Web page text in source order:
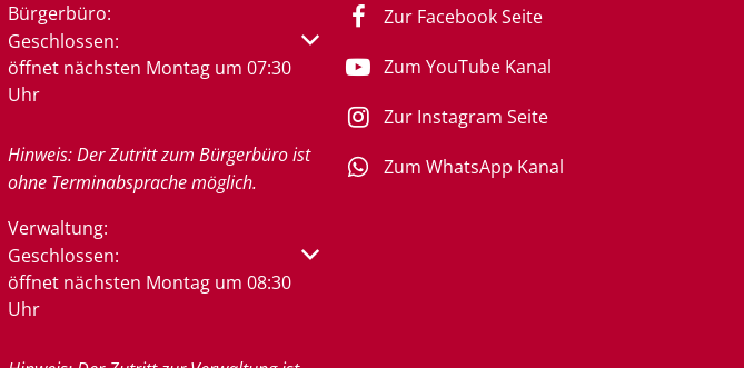
Bürgerbüro:
Klicken, um weitere Öffnungs- oder Schließzeiten auszublenden
Geschlossen:
öffnet nächsten Montag um 07:30
Uhr
Hinweis: Der Zutritt zum Bürgerbüro ist
ohne Terminabsprache möglich.
Verwaltung:
Klicken, um weitere Öffnungs- oder Schließzeiten auszublenden
Geschlossen:
öffnet nächsten Montag um 08:30
Uhr
Zur Facebook Seite
Zum YouTube Kanal
Zur Instagram Seite
Zum WhatsApp Kanal